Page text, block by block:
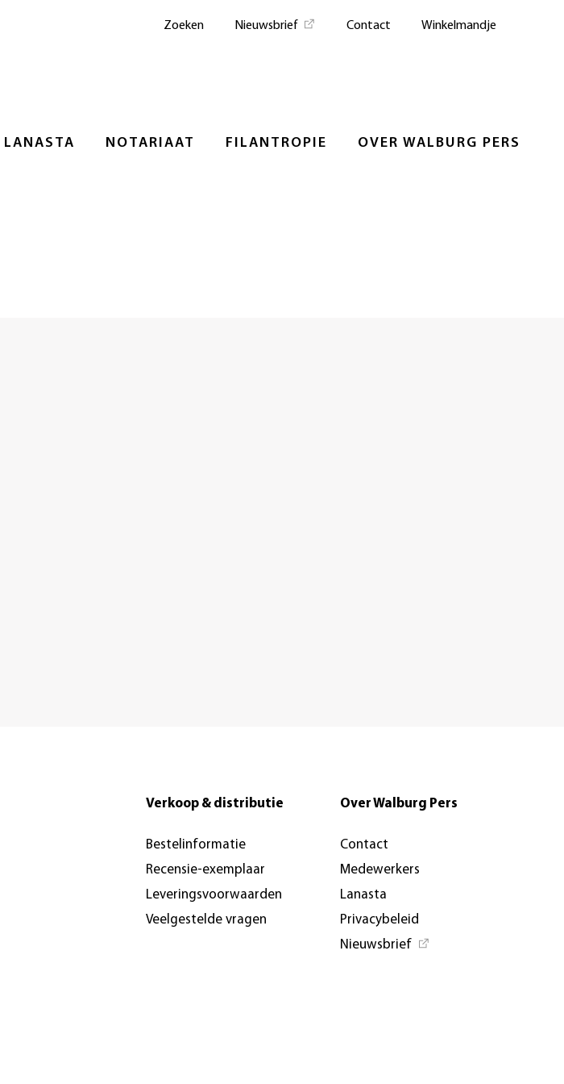
LANASTA NOTARIAAT FILANTROPIE OVER WALBURG PERS
Zoeken Nieuwsbrief Contact Winkelmandje
Verkoop & distributie
Bestelinformatie
Recensie-exemplaar
Leveringsvoorwaarden
Veelgestelde vragen
Over Walburg Pers
Contact
Medewerkers
Lanasta
Privacybeleid
Nieuwsbrief